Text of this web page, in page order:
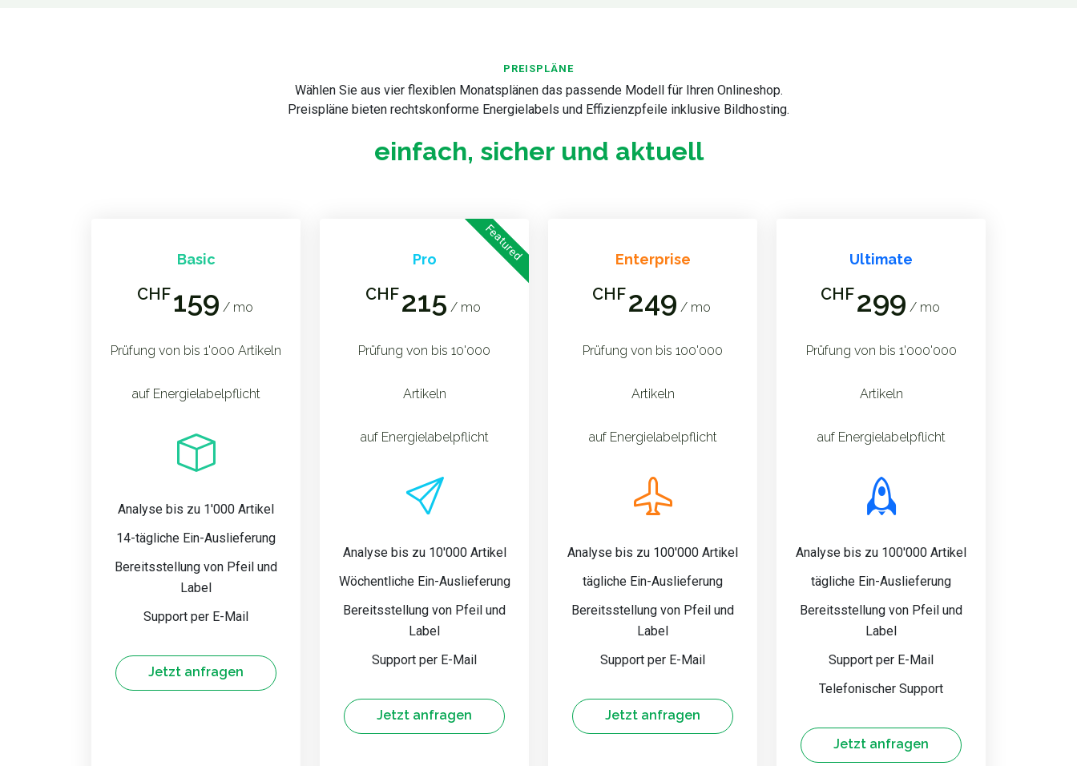
PREISPLÄNE
Wählen Sie aus vier flexiblen Monatsplänen das passende Modell für Ihren Onlineshop.
Preispläne bieten rechtskonforme Energielabels und Effizienzpfeile inklusive Bildhosting.
einfach, sicher und aktuell
Basic
CHF159 / mo
Prüfung von bis 1'000 Artikeln
auf Energielabelpflicht
Analyse bis zu 1'000 Artikel
14-tägliche Ein-Auslieferung
Bereitsstellung von Pfeil und
Label
Support per E-Mail
Jetzt anfragen
Featured
Pro
CHF215 / mo
Prüfung von bis 10'000
Artikeln
auf Energielabelpflicht
Analyse bis zu 10'000 Artikel
Wöchentliche Ein-Auslieferung
Bereitsstellung von Pfeil und
Label
Support per E-Mail
Jetzt anfragen
Enterprise
CHF249 / mo
Prüfung von bis 100'000
Artikeln
auf Energielabelpflicht
Analyse bis zu 100'000 Artikel
tägliche Ein-Auslieferung
Bereitsstellung von Pfeil und
Label
Support per E-Mail
Jetzt anfragen
Ultimate
CHF299 / mo
Prüfung von bis 1'000'000
Artikeln
auf Energielabelpflicht
Analyse bis zu 100'000 Artikel
tägliche Ein-Auslieferung
Bereitsstellung von Pfeil und
Label
Support per E-Mail
Telefonischer Support
Jetzt anfragen